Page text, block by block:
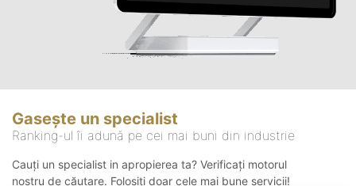
Gasește un specialist
Ranking-ul îi adună pe cei mai buni din industrie
Cauți un specialist in apropierea ta? Verificați motorul
nostru de căutare. Folosiți doar cele mai bune servicii!